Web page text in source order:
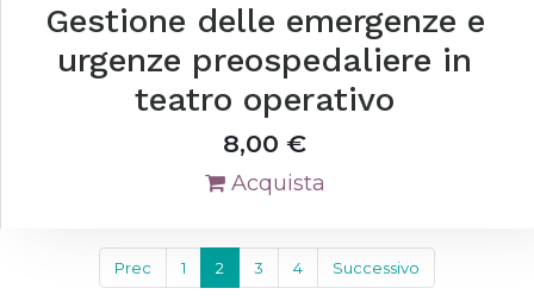
Gestione delle emergenze e
urgenze preospedaliere in
teatro operativo
8,00 €
Acquista
Prec 1 2 3 4 Successivo